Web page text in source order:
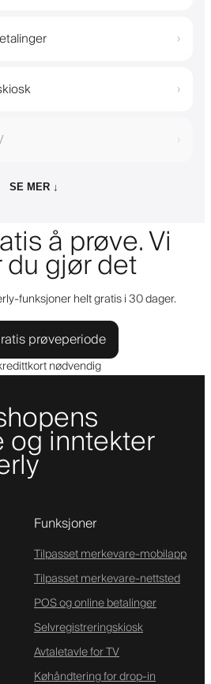
›
›
›
SE MER ↓
å prøve. Vi
gjør det
funksjoner helt gratis i 30 dager.
prøveperiode
nødvendig
og inntekter
Funksjoner
Tilpasset merkevare-mobilapp
Tilpasset merkevare-nettsted
POS og online betalinger
Selvregistreringskiosk
Avtaletavle for TV
Køhåndtering for drop-in